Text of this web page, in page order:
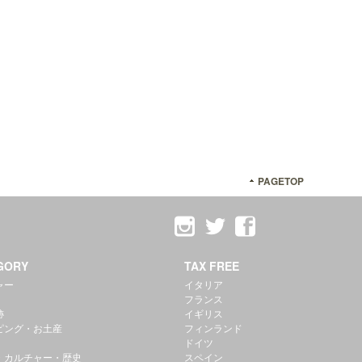
PAGETOP
ー
ング・お土産
カルチャー・歴史
TAX FREE
イタリア
フランス
イギリス
フィンランド
ドイツ
スペイン